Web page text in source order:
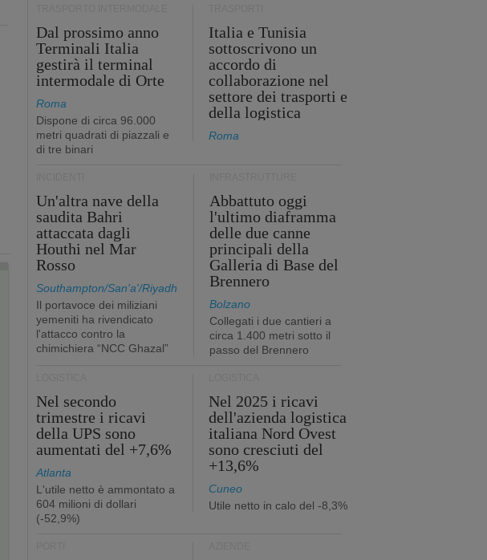
Dal prossimo anno
Terminali Italia
gestirà il terminal
intermodale di Orte
Roma
Dispone di circa 96.000
metri quadrati di piazzali e
di tre binari
Italia e Tunisia
sottoscrivono un
accordo di
collaborazione nel
settore dei trasporti e
della logistica
Roma
Un'altra nave della
saudita Bahri
attaccata dagli
Houthi nel Mar
Rosso
Southampton/San'a'/Riyadh
Il portavoce dei miliziani
yemeniti ha rivendicato
l'attacco contro la
chimichiera “NCC Ghazal”
Abbattuto oggi
l'ultimo diaframma
delle due canne
principali della
Galleria di Base del
Brennero
Bolzano
Collegati i due cantieri a
circa 1.400 metri sotto il
passo del Brennero
Nel secondo
trimestre i ricavi
della UPS sono
aumentati del +7,6%
Atlanta
L'utile netto è ammontato a
604 milioni di dollari
(-52,9%)
Nel 2025 i ricavi
dell'azienda logistica
italiana Nord Ovest
sono cresciuti del
+13,6%
Cuneo
Utile netto in calo del -8,3%